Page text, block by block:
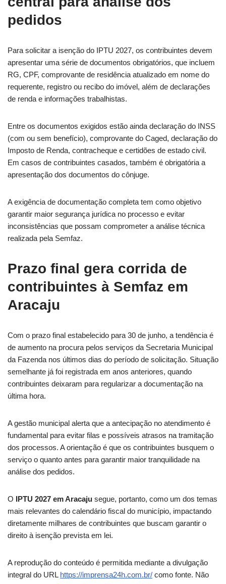
pedidos
Para solicitar a isenção do IPTU 2027, os contribuintes devem
apresentar uma série de documentos obrigatórios, que incluem
RG, CPF, comprovante de residência atualizado em nome do
requerente, registro ou recibo do imóvel, além de declarações
de renda e informações trabalhistas.
Entre os documentos exigidos estão ainda declaração do INSS
(com ou sem benefício), comprovante do Caged, declaração do
Imposto de Renda, contracheque e certidões de estado civil.
Em casos de contribuintes casados, também é obrigatória a
apresentação dos documentos do cônjuge.
A exigência de documentação completa tem como objetivo
garantir maior segurança jurídica no processo e evitar
inconsistências que possam comprometer a análise técnica
realizada pela Semfaz.
Prazo final gera corrida de
contribuintes à Semfaz em
Aracaju
Com o prazo final estabelecido para 30 de junho, a tendência é
de aumento na procura pelos serviços da Secretaria Municipal
da Fazenda nos últimos dias do período de solicitação. Situação
semelhante já foi registrada em anos anteriores, quando
contribuintes deixaram para regularizar a documentação na
última hora.
A gestão municipal alerta que a antecipação no atendimento é
fundamental para evitar filas e possíveis atrasos na tramitação
dos processos. A orientação é que os contribuintes busquem o
serviço o quanto antes para garantir maior tranquilidade na
análise dos pedidos.
O IPTU 2027 em Aracaju segue, portanto, como um dos temas
mais relevantes do calendário fiscal do município, impactando
diretamente milhares de contribuintes que buscam garantir o
direito à isenção prevista em lei.
A reprodução do conteúdo é permitida mediante a divulgação
integral do URL https://imprensa24h.com.br/ como fonte. Não